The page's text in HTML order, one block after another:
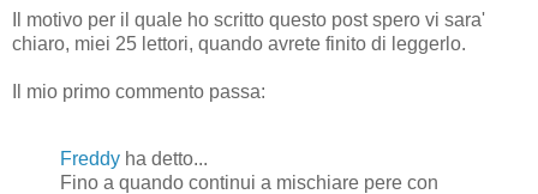
Il motivo per il quale ho scritto questo post spero vi sara'
chiaro, miei 25 lettori, quando avrete finito di leggerlo.
Il mio primo commento passa:
Freddy ha detto...
Fino a quando continui a mischiare pere con